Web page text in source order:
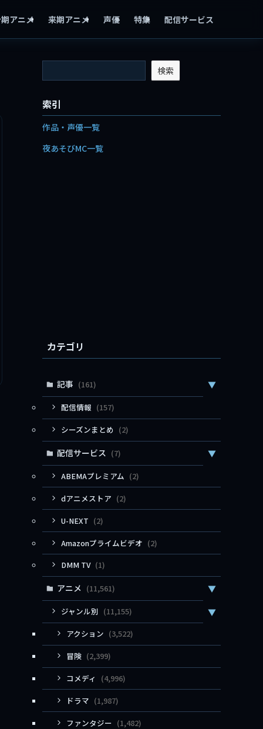
アニメ 来期アニメ 声優 特集 配信サービス
検索
索引
作品・声優一覧
夜あそびMC一覧
カテゴリ
記事 (161) ▼
配信情報 (157)
シーズンまとめ (2)
配信サービス (7) ▼
ABEMAプレミアム (2)
dアニメストア (2)
U-NEXT (2)
Amazonプライムビデオ (2)
DMM TV (1)
アニメ (11,561) ▼
ジャンル別 (11,155) ▼
アクション (3,522)
冒険 (2,399)
コメディ
(4,996)
ドラマ (1,987)
ファンタジー (1,482)